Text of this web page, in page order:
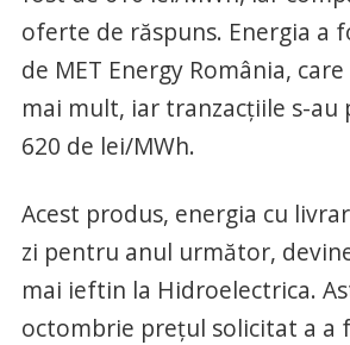
oferte de răspuns. Energia a
de MET Energy România,
mai mult, iar tranzacțiile s-au
620 de lei/MWh.
Acest produs, energia cu
zi pentru anul următor,
mai ieftin la Hidroelectrica.
octombrie prețul solicitat a a